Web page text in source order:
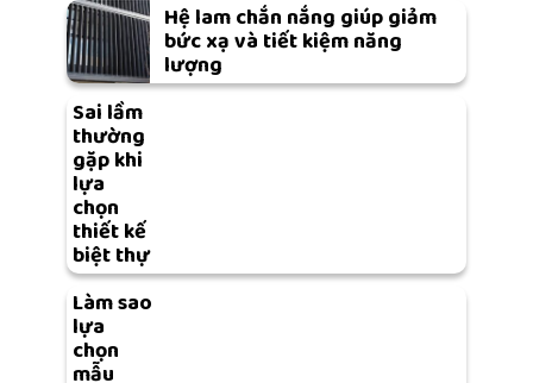
Hệ lam chắn nắng giúp giảm
bức xạ và tiết kiệm năng
lượng
Sai lầm
thường
gặp khi
lựa
chọn
thiết kế
biệt thự
Làm sao
lựa
chọn
mẫu